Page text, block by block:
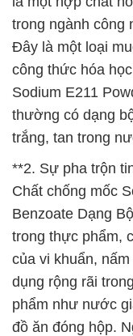
trong ngành công
Đây là một loại
công thức hóa
Sodium E211
thường có dạng
trắng, tan trong
**2. Sự pha trộn
Chất chống mốc
Benzoate Dạng
trong thực phẩm,
của vi khuẩn,
dụng rộng rãi
phẩm như nước
đồ ăn đóng hộp.